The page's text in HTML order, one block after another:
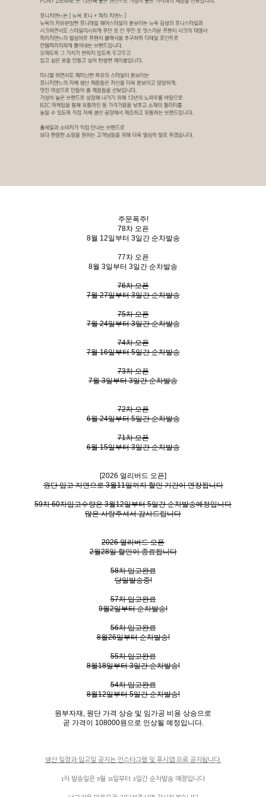
주문폭주!
78차 오픈
8월 12일부터 3일간 순차발송
77차 오픈
8월 3일부터 3일간 순차발송
76차 오픈
7월 27일부터 3일간 순차발송
75차 오픈
7월 24일부터 3일간 순차발송
74차 오픈
7월 16일부터 5일간 순차발송
73차 오픈
7월 3일부터 3일간 순차발송
72차 오픈
6월 24일부터 5일간 순차발송
71차 오픈
6월 15일부터 3일간 순차발송
[2026 얼리버드 오픈]
원단 입고 지연으로 3월11일까지 할인 기간이 연장됩니다
59차 60차입고수량은 3월12일부터 5일간 순차발송예정입니다
많은 사랑주셔서 감사드립니다
2026 얼리버드 오픈
2월28일 할인이 종료됩니다
58차 입고완료
당일발송중!
57차 입고완료
9월2일부터 순차발송!
56차 입고완료
8월26일부터 순차발송!
55차 입고완료
8월18일부터 3일간 순차발송!
54차 입고완료
8월12일부터 5일간 순차발송!
원부자재, 원단 가격 상승 및 임가공 비용 상승으로
곧 가격이 108000원으로 인상될 예정입니다.
생산 일정과 입고일 공지는 인스타그램 및 푸시앱 으로 공지됩니다.
1차 발송일은 5월 31일부터 3일간 순차발송 예정입니다